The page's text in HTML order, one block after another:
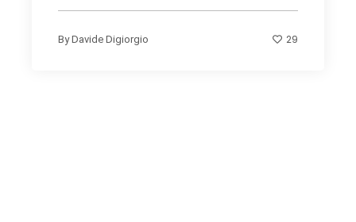
ByDavide Digiorgio 29